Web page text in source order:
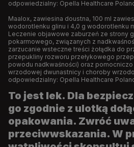
odpowiedzialny: Opella Healthcare
Maalox, zawiesina doustna, 100 ml
wodorotlenku glinu i 4,0 g wodorotlenku
Leczenie objawowe zaburzeń ze strony
pokarmowego, związanych z
zarzucanie wsteczne treści żołądka do
przepukliny rozworu przełykowego
powodu nadkwaśności) oraz
wrzodowej dwunastnicy i choroby
odpowiedzialny: Opella Healthcare
To jest lek. Dla
go zgodnie z ulotką
opakowania. Zwróć
przeciwwskazania. W